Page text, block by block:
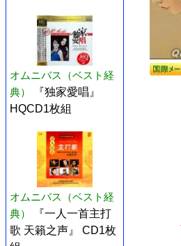
オムニバス（ベスト経
典）
『独家愛唱』
HQCD1枚組
オムニバス（ベスト経
典）
『一人一首主打
歌 天籟之声』 CD1枚